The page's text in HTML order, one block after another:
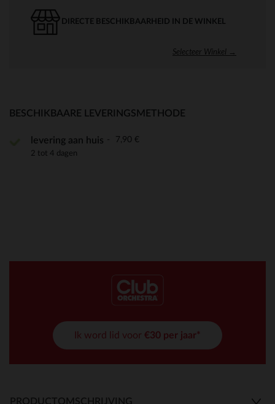
DIRECTE BESCHIKBAARHEID IN DE WINKEL
Selecteer Winkel →
BESCHIKBAARE LEVERINGSMETHODE
levering aan huis 7,90 €
2 tot 4 dagen
Ik word lid voor €30 per jaar*
PRODUCTOMSCHRIJVING